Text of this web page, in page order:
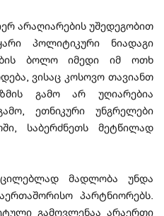
არაღიარების უშედეგობით
პოლიტიკური ნიადაგი
ბოლო იმედი იმ ოთხ
ვისაც კოსოვო თავიანთ
გამო არ უღიარებია
ეთნიკური უნგრელები
საბერძნეთს მეტწილად
მადლობა უნდა
პარტნიორებს.
გამოვლენაა არაერთი